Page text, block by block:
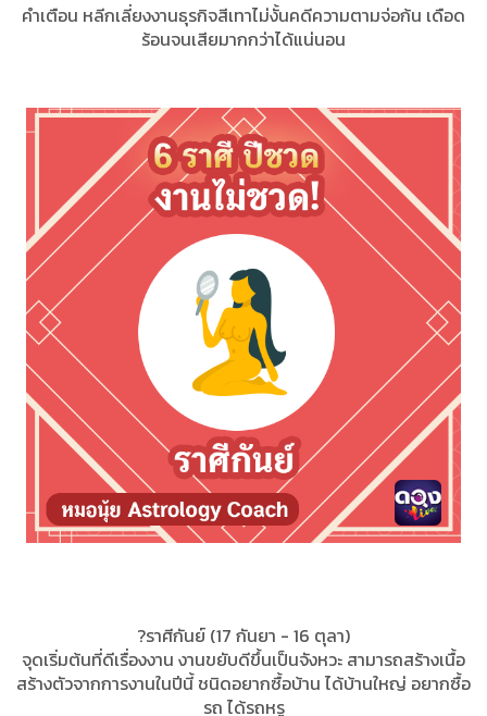
คำเตือน หลีกเลี่ยงงานธุรกิจสีเทาไม่งั้นคดีความตามจ่อก้น เดือด
ร้อนจนเสียมากกว่าได้แน่นอน
?ราศีกันย์ (17 กันยา - 16 ตุลา)
จุดเริ่มต้นที่ดีเรื่องงาน งานขยับดีขึ้นเป็นจังหวะ สามารถสร้างเนื้อ
สร้างตัวจากการงานในปีนี้ ชนิดอยากซื้อบ้าน ได้บ้านใหญ่ อยากซื้อ
รถ ได้รถหรู